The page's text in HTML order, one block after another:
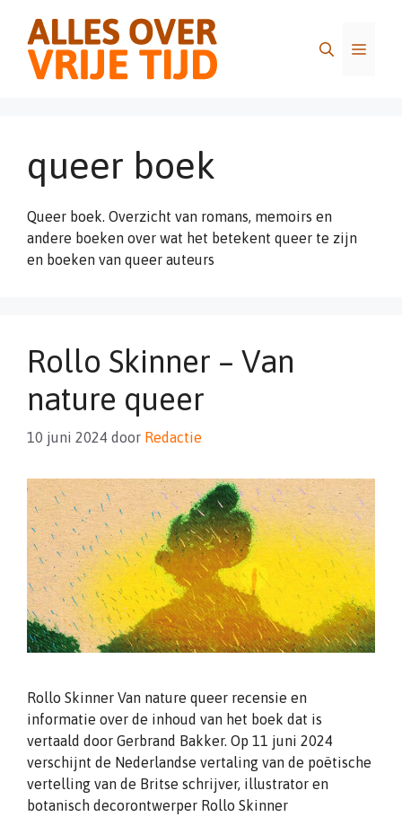
inhoud
Menu
queer boek
Queer boek. Overzicht van romans, memoirs en
andere boeken over wat het betekent queer te zijn
en boeken van queer auteurs
Rollo Skinner – Van
nature queer
10 juni 2024 door Redactie
Rollo Skinner Van nature queer recensie en
informatie over de inhoud van het boek dat is
vertaald door Gerbrand Bakker. Op 11 juni 2024
verschijnt de Nederlandse vertaling van de poëtische
vertelling van de Britse schrijver, illustrator en
botanisch decorontwerper Rollo Skinner